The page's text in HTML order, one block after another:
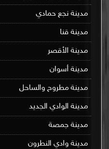
مدينة نجع حمادي
مدينة قنا
مدينة الأقصر
مدينة أسوان
مدينة مطروح والساحل
مدينة الوادي الجديد
مدينة جمصة
مدينة وادي النطرون